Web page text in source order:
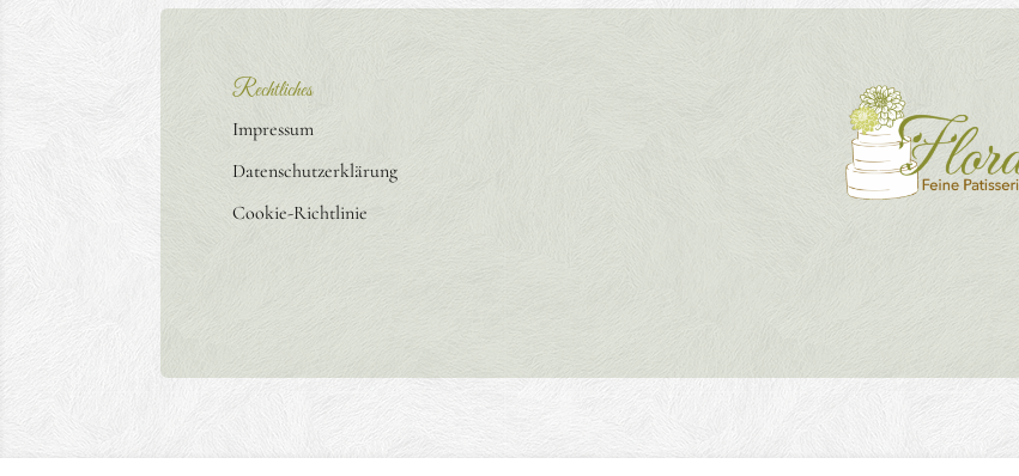
Rechtliches
Impressum
Datenschutzerklärung
Cookie-Richtlinie